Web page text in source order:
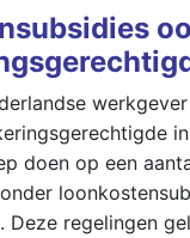
doen op een
Deze regelingen